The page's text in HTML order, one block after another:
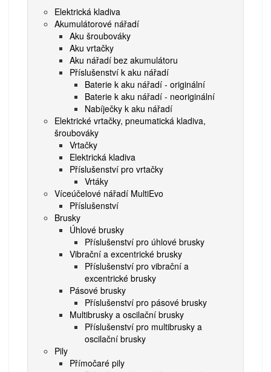
Elektrická kladiva
Akumulátorové nářadí
Aku šroubováky
Aku vrtačky
Aku nářadí bez akumulátoru
Příslušenství k aku nářadí
Baterie k aku nářadí - originální
Baterie k aku nářadí - neoriginální
Nabíječky k aku nářadí
Elektrické vrtačky, pneumatická kladiva,
šroubováky
Vrtačky
Elektrická kladiva
Příslušenství pro vrtačky
Vrtáky
Víceúčelové nářadí MultiEvo
Příslušenství
Brusky
Úhlové brusky
Příslušenství pro úhlové brusky
Vibrační a excentrické brusky
Příslušenství pro vibrační a
excentrické brusky
Pásové brusky
Příslušenství pro pásové brusky
Multibrusky a oscilační brusky
Příslušenství pro multibrusky a
oscilační brusky
Pily
Přímočaré pily